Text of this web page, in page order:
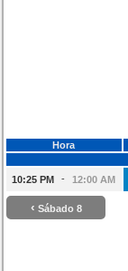
Hora
10:25 PM
- 12:00 AM
‹ Sábado 8